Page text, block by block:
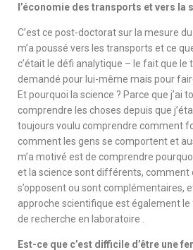
l’économie des transports et vers la
C’est ce post-doctorat sur la mesure
m’a poussé vers les transports et ce
c’était le défi analytique – le fait que le
demandé pour lui-même mais pour
Et pourquoi la science ? Parce que j’ai
comprendre les choses depuis que
toujours voulu comprendre comment
comment les gens se comportent et
m’a motivé est de comprendre
et la science sont différents, comment
s’opposent ou sont complémentaires,
approche scientifique est également le
de recherche en laboratoire .
Est-ce que c’est difficile d’être une